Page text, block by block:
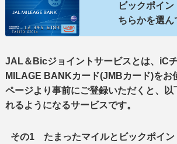
ビックポイン
ちらかを選ん
JAL＆Bicジョイントサービスとは、iC
MILAGE BANKカード(JMBカード)をお
ページより事前にご登録いただくと、以
れるようになるサービスです。
その1 たまったマイルとビックポイン